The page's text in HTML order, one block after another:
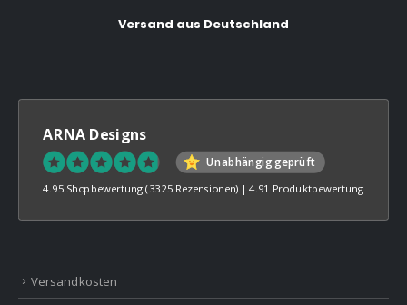
Versand aus Deutschland
ARNA Designs
Unabhängig geprüft
4.95 Shopbewertung (3325 Rezensionen) |4.91 Produktbewertung
Versandkosten